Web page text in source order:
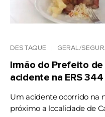
DESTAQUE GERAL/
Irmão do Prefeito
acidente na ERS
Um acidente ocorrido na
próximo a localidade de